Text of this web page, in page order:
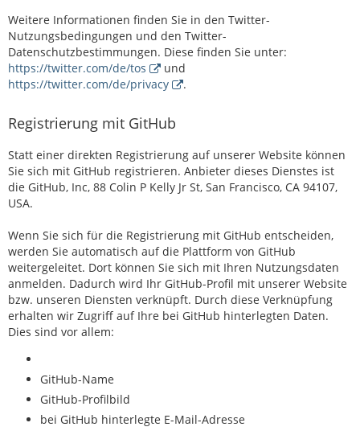
Weitere Informationen finden Sie in den Twitter-
Nutzungsbedingungen und den Twitter-
Datenschutzbestimmungen. Diese finden Sie unter:
https://twitter.com/de/tos
und
https://twitter.com/de/privacy
.
Registrierung mit GitHub
Statt einer direkten Registrierung auf unserer Website können
Sie sich mit GitHub registrieren. Anbieter dieses Dienstes ist
die GitHub, Inc, 88 Colin P Kelly Jr St, San Francisco, CA 94107,
USA.
Wenn Sie sich für die Registrierung mit GitHub entscheiden,
werden Sie automatisch auf die Plattform von GitHub
weitergeleitet. Dort können Sie sich mit Ihren Nutzungsdaten
anmelden. Dadurch wird Ihr GitHub-Profil mit unserer Website
bzw. unseren Diensten verknüpft. Durch diese Verknüpfung
erhalten wir Zugriff auf Ihre bei GitHub hinterlegten Daten.
Dies sind vor allem:
GitHub-Name
GitHub-Profilbild
bei GitHub hinterlegte E-Mail-Adresse